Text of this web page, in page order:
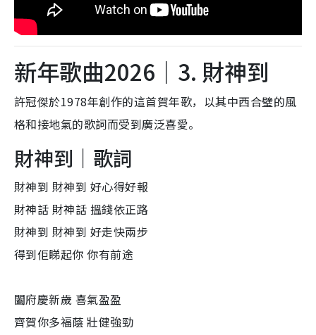
新年歌曲2026｜3. 財神到
許冠傑於1978年創作的這首賀年歌，以其中西合璧的風
格和接地氣的歌詞而受到廣泛喜愛。
財神到｜歌詞
財神到 財神到 好心得好報
財神話 財神話 搵錢依正路
財神到 財神到 好走快兩步
得到佢睇起你 你有前途
闔府慶新歲 喜氣盈盈
齊賀你多福蔭 壯健強勁